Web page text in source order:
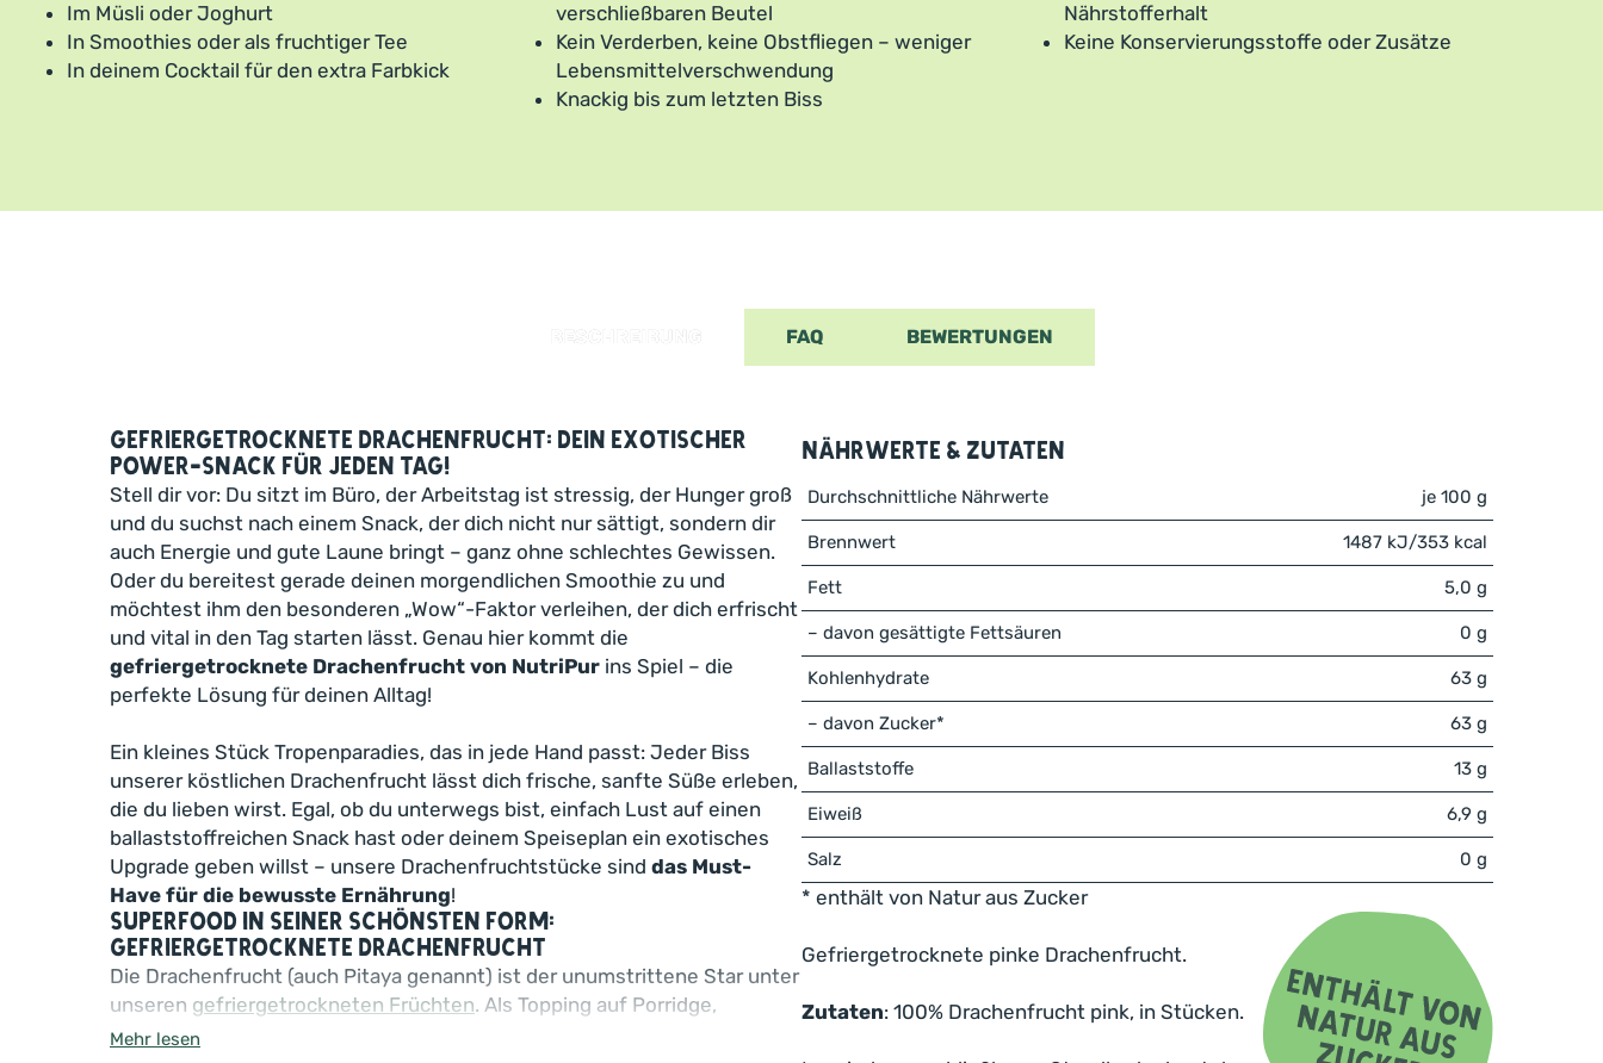
Im Müsli oder Joghurt
In Smoothies oder als fruchtiger Tee
In deinem Cocktail für den extra Farbkick
verschließbaren Beutel
Kein Verderben, keine Obstfliegen – weniger
Lebensmittelverschwendung
Knackig bis zum letzten Biss
Nährstofferhalt
Keine Konservierungsstoffe oder Zusätze
FAQ BEWERTUNGEN
Gefriergetrocknete Drachenfrucht: dein exotischer
Power-Snack für jeden Tag!
Stell dir vor: Du sitzt im Büro, der Arbeitstag ist stressig, der Hunger groß
und du suchst nach einem Snack, der dich nicht nur sättigt, sondern dir
auch Energie und gute Laune bringt – ganz ohne schlechtes Gewissen.
Oder du bereitest gerade deinen morgendlichen Smoothie zu und
möchtest ihm den besonderen „Wow“-Faktor verleihen, der dich erfrischt
und vital in den Tag starten lässt. Genau hier kommt die
gefriergetrocknete Drachenfrucht von NutriPur ins Spiel – die
perfekte Lösung für deinen Alltag!
Ein kleines Stück Tropenparadies, das in jede Hand passt: Jeder Biss
unserer köstlichen Drachenfrucht lässt dich frische, sanfte Süße erleben,
die du lieben wirst. Egal, ob du unterwegs bist, einfach Lust auf einen
ballaststoffreichen Snack hast oder deinem Speiseplan ein exotisches
Upgrade geben willst – unsere Drachenfruchtstücke sind das Must-
Have für die bewusste Ernährung!
Superfood in seiner schönsten Form:
gefriergetrocknete Drachenfrucht
Die Drachenfrucht (auch Pitaya genannt) ist der unumstrittene Star unter
unseren gefriergetrockneten Früchten. Als Topping auf Porridge,
Smoothie-Bowl & Co., im Shake oder Müsli oder als farbenfrohe
Mehr lesen
Nährwerte & Zutaten
Durchschnittliche Nährwerte je 100 g
Brennwert 1487 kJ/353 kcal
Fett 5,0 g
– davon gesättigte Fettsäuren 0 g
Kohlenhydrate 63 g
– davon Zucker* 63 g
Ballaststoffe 13 g
Eiweiß 6,9 g
Salz 0 g
* enthält von Natur aus Zucker
Gefriergetrocknete pinke Drachenfrucht.
Zutaten: 100% Drachenfrucht pink, in Stücken.